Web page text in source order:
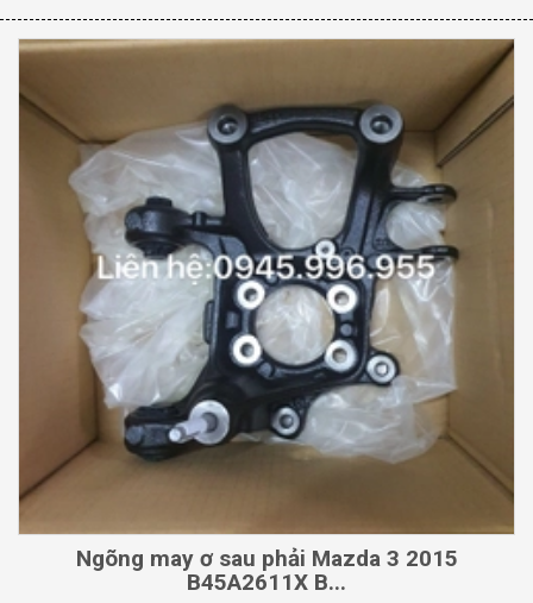
Ngõng may ơ sau phải Mazda 3 2015
B45A2611X B...